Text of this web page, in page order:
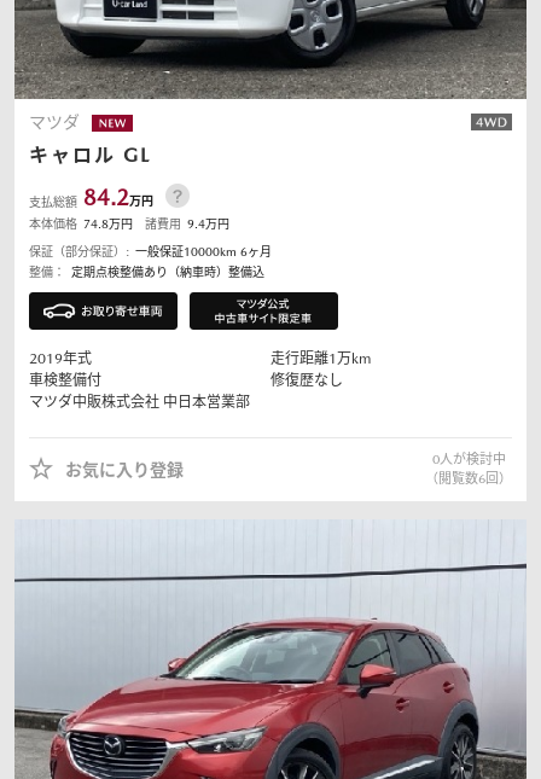
マツダ
キャロル GL
支払総額 84.2万円
本体価格 74.8万円 諸費用 9.4万円
保証（部分保証）: 一般保証10000km 6ヶ月
整備：
定期点検整備あり（納車時）整備込
2019年式 走行距離1 万km
車検整備付
修復歴なし
マツダ中販株式会社 中日本営業部
お気に入り登録
0人が検討中
（閲覧数6回）